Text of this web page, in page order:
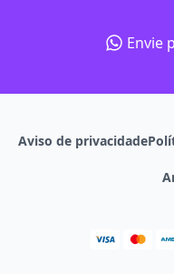
Envie
Aviso de privacidade